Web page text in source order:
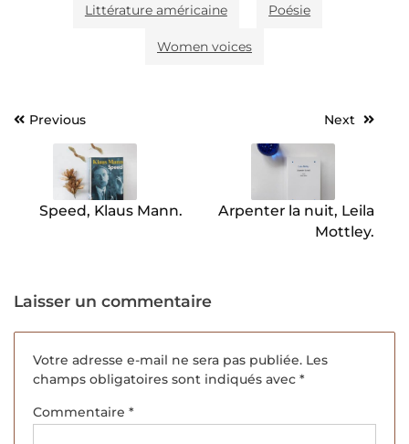
Littérature américaine Poésie
Women voices
Navigation
l’article
Previous
Speed, Klaus Mann.
Next
Arpenter la nuit, Leila
Mottley.
Laisser un commentaire
Votre adresse e-mail ne sera pas publiée. Les
champs obligatoires sont indiqués avec *
Commentaire *